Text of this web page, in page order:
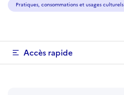
Pratiques, consommations et usages culturels
Accès rapide